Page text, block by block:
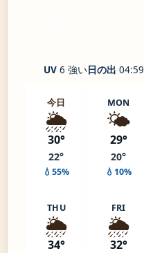
UV 6 強い日の出 04:59
今日
🌦️
30°
22°
💧55%
MON
🌤️
29°
20°
💧10%
THU
🌦️
34°
FRI
🌦️
32°